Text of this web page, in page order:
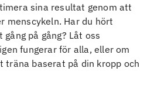
sina resultat genom att
menscykeln. Har du hört
på gång? Låt oss
fungerar för alla, eller om
baserat på din kropp och